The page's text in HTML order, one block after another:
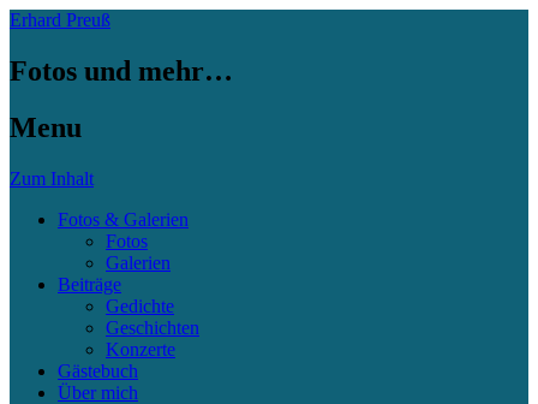
Erhard Preuß
Fotos und mehr…
Menu
Zum Inhalt
Fotos & Galerien
Fotos
Galerien
Beiträge
Gedichte
Geschichten
Konzerte
Gästebuch
Über mich